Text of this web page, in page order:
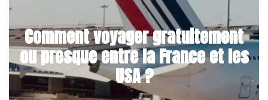
Comment voyager gratuitement
ou presque entre la France et les
USA ?